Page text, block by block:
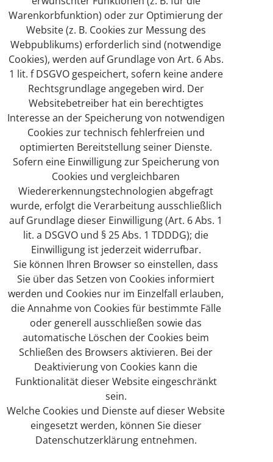
Warenkorbfunktion) oder zur Optimierung der
Website (z. B. Cookies zur Messung des
Webpublikums) erforderlich sind (notwendige
Cookies), werden auf Grundlage von Art. 6 Abs.
1 lit. f DSGVO gespeichert, sofern keine andere
Rechtsgrundlage angegeben wird. Der
Websitebetreiber hat ein berechtigtes
Interesse an der Speicherung von notwendigen
Cookies zur technisch fehlerfreien und
optimierten Bereitstellung seiner Dienste.
Sofern eine Einwilligung zur Speicherung von
Cookies und vergleichbaren
Wiedererkennungstechnologien abgefragt
wurde, erfolgt die Verarbeitung ausschließlich
auf Grundlage dieser Einwilligung (Art. 6 Abs. 1
lit. a DSGVO und § 25 Abs. 1 TDDDG); die
Einwilligung ist jederzeit widerrufbar.
Sie können Ihren Browser so einstellen, dass
Sie über das Setzen von Cookies informiert
werden und Cookies nur im Einzelfall erlauben,
die Annahme von Cookies für bestimmte Fälle
oder generell ausschließen sowie das
automatische Löschen der Cookies beim
Schließen des Browsers aktivieren. Bei der
Deaktivierung von Cookies kann die
Funktionalität dieser Website eingeschränkt
sein.
Welche Cookies und Dienste auf dieser Website
eingesetzt werden, können Sie dieser
Datenschutzerklärung entnehmen.